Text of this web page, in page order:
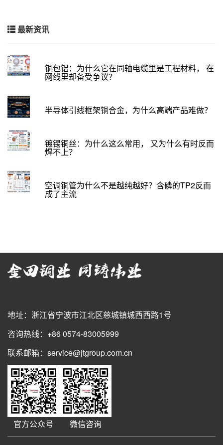
最新资讯
铜包铝：为什么它在同轴电缆里是工程材料， 在
网线里却备受争议？
半导体引线框架铜合金，为什么高端产品难做？
镀锡铜丝：为什么这么常用， 又为什么有时反而
焊不上？
空调铜管为什么不是越纯越好？含磷的TP2反而
成了主流
地址：浙江省宁波市江北区慈城镇城西西路1号
咨询热线：+86 0574-83005999
联系邮箱：service@jtgroup.com.cn
官方公众号 微信咨询